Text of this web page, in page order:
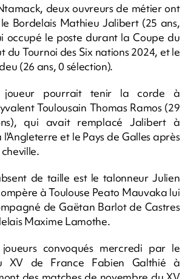
deux ouvreurs de métier ont
Bordelais Mathieu Jalibert (25 ans,
occupé le poste durant la Coupe du
du Tournoi des Six nations 2024, et le
(26 ans, 0 sélection).
pourrait tenir la corde à
Toulousain Thomas Ramos (29
qui avait remplacé Jalibert à
et le Pays de Galles après
de taille est le talonneur Julien
à Toulouse Peato Mauvaka lui
de Gaëtan Barlot de Castres
Maxime Lamothe.
convoqués mercredi par le
XV de France Fabien Galthié à